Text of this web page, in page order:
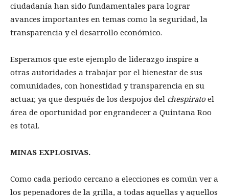
ciudadanía han sido fundamentales para lograr
avances importantes en temas como la seguridad, la
transparencia y el desarrollo económico.
Esperamos que este ejemplo de liderazgo inspire a
otras autoridades a trabajar por el bienestar de sus
comunidades, con honestidad y transparencia en su
actuar, ya que después de los despojos del chespirato el
área de oportunidad por engrandecer a Quintana Roo
es total.
MINAS EXPLOSIVAS.
Como cada periodo cercano a elecciones es común ver a
los pepenadores de la grilla, a todas aquellas y aquellos